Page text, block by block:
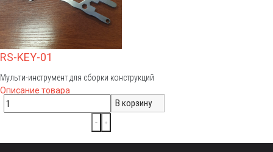
RS-KEY-01
Мульти-инструмент для сборки конструкций
Описание товара